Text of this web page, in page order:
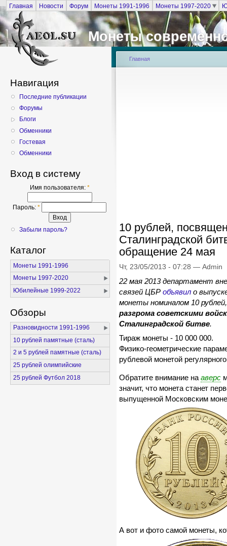
Главная Новости Форум Монеты 1991-1996 Монеты 1997-2020
Монеты
Навигация
Последние публикации
Форумы
Блоги
Обменники
Гостевая
Обменники
Вход в систему
Имя пользователя: *
Пароль: *
Забыли пароль?
Каталог
Монеты 1991-1996
Монеты 1997-2020
Юбилейные 1999-2022
Обзоры
Разновидности 1991-1996
10 рублей памятные (сталь)
2 и 5 рублей памятные (сталь)
25 рублей олимпийские
25 рублей Футбол 2018
Главная
10 рублей,
Сталинградской
обращение 24 мая
Чт, 23/05/2013 - 07:28 — Admin
22 мая 2013 департамент
связей ЦБР объявил о
монеты номиналом 10
разгрома советскими
Сталинградской битве.
Тираж монеты - 10 000 000.
Физико-геометрические
рублевой монетой
Обратите внимание на аверс
значит, что монета станет
выпущенной Московским
А вот и фото самой монеты,